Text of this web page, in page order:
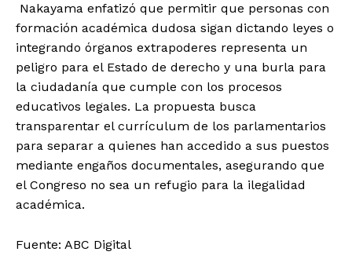
Nakayama enfatizó que permitir que personas con
formación académica dudosa sigan dictando leyes o
integrando órganos extrapoderes representa un
peligro para el Estado de derecho y una burla para
la ciudadanía que cumple con los procesos
educativos legales. La propuesta busca
transparentar el currículum de los parlamentarios
para separar a quienes han accedido a sus puestos
mediante engaños documentales, asegurando que
el Congreso no sea un refugio para la ilegalidad
académica.
Fuente: ABC Digital